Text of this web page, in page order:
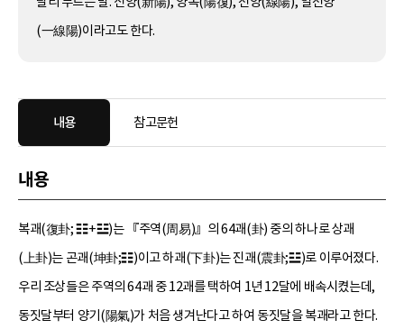
(一線陽)이라고도 한다.
내용 참고문헌
내용
복괘(復卦; ☷+☳)는 『주역(周易)』의 64괘(卦) 중의 하나로 상괘
(上卦)는 곤괘(坤卦;☷)이고 하괘(下卦)는 진괘(震卦;☳)로 이루어졌다.
우리 조상들은 주역의 64괘 중 12괘를 택하여 1년 12달에 배속시켰는데,
동짓달부터 양기(陽氣)가 처음 생겨난다고 하여 동짓달을 복괘라고 한다.